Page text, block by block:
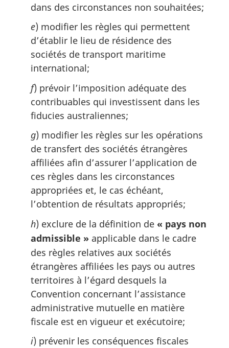
dans des circonstances non souhaitées;
e) modifier les règles qui permettent
d’établir le lieu de résidence des
sociétés de transport maritime
international;
f) prévoir l’imposition adéquate des
contribuables qui investissent dans les
fiducies australiennes;
g) modifier les règles sur les opérations
de transfert des sociétés étrangères
affiliées afin d’assurer l’application de
ces règles dans les circonstances
appropriées et, le cas échéant,
l’obtention de résultats appropriés;
h) exclure de la définition de « pays non
admissible » applicable dans le cadre
des règles relatives aux sociétés
étrangères affiliées les pays ou autres
territoires à l’égard desquels la
Convention concernant l’assistance
administrative mutuelle en matière
fiscale est en vigueur et exécutoire;
i) prévenir les conséquences fiscales